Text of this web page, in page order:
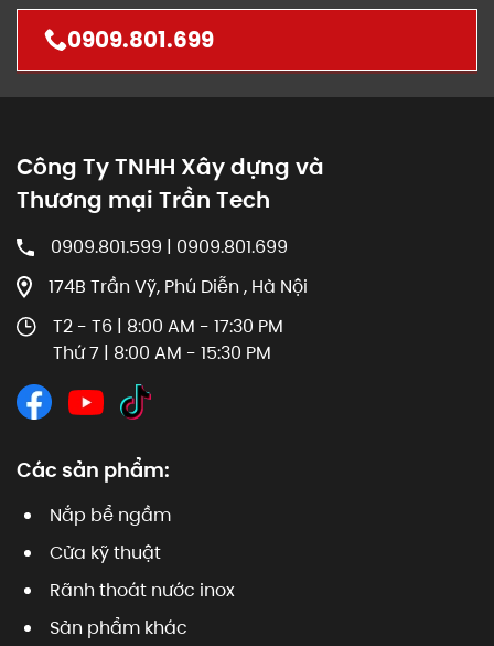
0909.801.699
Công Ty TNHH Xây dựng và
Thương mại Trần Tech
0909.801.599 | 0909.801.699
174B Trần Vỹ, Phú Diễn , Hà Nội
T2 - T6 | 8:00 AM - 17:30 PM
Thứ 7 | 8:00 AM - 15:30 PM
Các sản phẩm:
Nắp bể ngầm
Cửa kỹ thuật
Rãnh thoát nước inox
Sản phẩm khác